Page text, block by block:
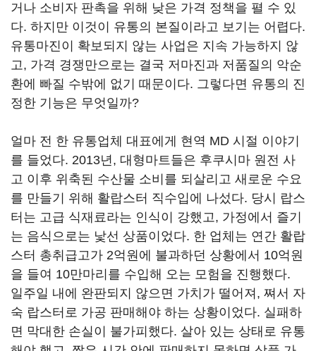
거나 소비자 판촉을 위해 낮은 가격 정책을 펼 수 있
다. 하지만 이것이 유통의 본질이라고 보기는 어렵다.
유통마진이 확보되지 않는 사업은 지속 가능하지 않
고, 가격 경쟁만으로는 결국 저마진과 저품질의 악순
환에 빠질 수밖에 없기 때문이다. 그렇다면 유통의 진
정한 기능은 무엇일까?
얼마 전 한 유통업체 대표에게 현역 MD 시절 이야기
를 들었다. 2013년, 대형마트들은 후쿠시마 원전 사
고 이후 위축된 수산물 소비를 되살리고 새로운 수요
를 만들기 위해 활랍스터 직수입에 나섰다. 당시 랍스
터는 고급 식재료라는 인식이 강했고, 가정에서 즐기
는 음식으로는 낯선 상품이었다. 한 업체는 연간 활랍
스터 총취급고가 2억원에 불과하던 상황에서 10억원
을 들여 10만마리를 수입해 오는 모험을 진행했다.
일주일 내에 완판되지 않으면 가치가 떨어져, 쪄서 자
숙 랍스터로 가공 판매해야 하는 상황이었다. 실패하
면 막대한 손실이 불가피했다. 살아 있는 상태로 유통